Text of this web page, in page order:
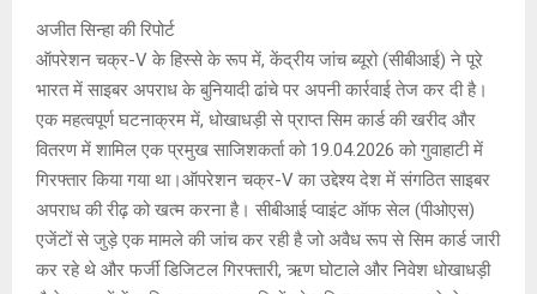
अजीत सिन्हा की रिपोर्ट
ऑपरेशन चक्र-V के हिस्से के रूप में, केंद्रीय जांच ब्यूरो (सीबीआई) ने पूरे
भारत में साइबर अपराध के बुनियादी ढांचे पर अपनी कार्रवाई तेज कर दी है।
एक महत्वपूर्ण घटनाक्रम में, धोखाधड़ी से प्राप्त सिम कार्ड की खरीद और
वितरण में शामिल एक प्रमुख साजिशकर्ता को 19.04.2026 को गुवाहाटी में
गिरफ्तार किया गया था।ऑपरेशन चक्र-V का उद्देश्य देश में संगठित साइबर
अपराध की रीढ़ को खत्म करना है। सीबीआई प्वाइंट ऑफ सेल (पीओएस)
एजेंटों से जुड़े एक मामले की जांच कर रही है जो अवैध रूप से सिम कार्ड जारी
कर रहे थे और फर्जी डिजिटल गिरफ्तारी, ऋण घोटाले और निवेश धोखाधड़ी